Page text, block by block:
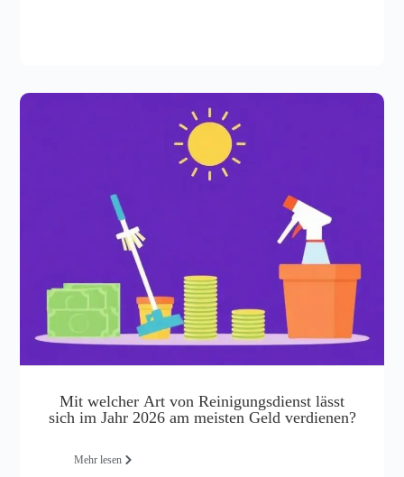
Mit welcher Art von Reinigungsdienst lässt
sich im Jahr 2026 am meisten Geld verdienen?
Mehr lesen